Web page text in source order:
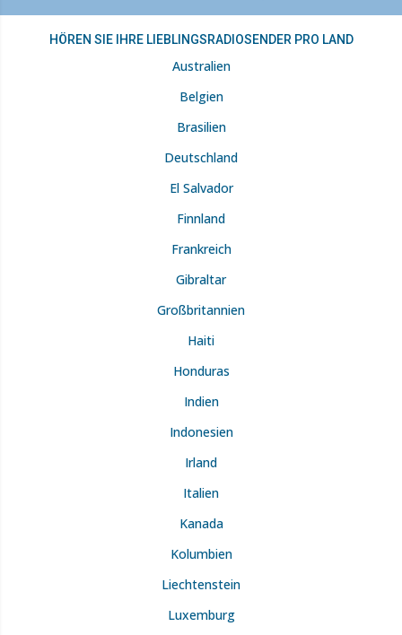
HÖREN SIE IHRE LIEBLINGSRADIOSENDER PRO LAND
Australien
Belgien
Brasilien
Deutschland
El Salvador
Finnland
Frankreich
Gibraltar
Großbritannien
Haiti
Honduras
Indien
Indonesien
Irland
Italien
Kanada
Kolumbien
Liechtenstein
Luxemburg